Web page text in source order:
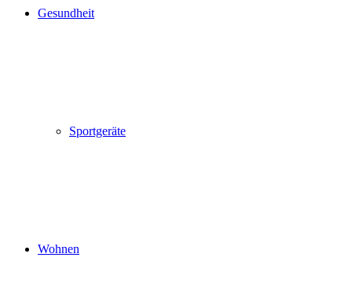
Gesundheit
Sportgeräte
Wohnen